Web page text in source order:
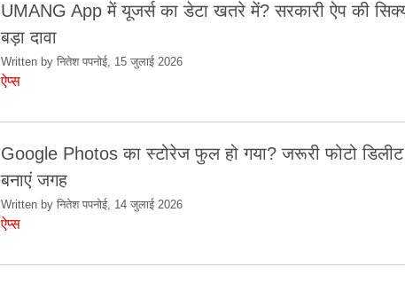
UMANG App में यूजर्स का डेटा खतरे में? सरकारी ऐप की
बड़ा दावा
Written by नितेश पपनोई, 15 जुलाई 2026
ऐप्स
Google Photos का स्टोरेज फुल हो गया? जरूरी फोटो डिलीट
बनाएं जगह
Written by नितेश पपनोई, 14 जुलाई 2026
ऐप्स